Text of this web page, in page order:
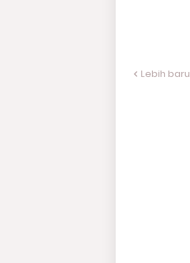
Lebih baru